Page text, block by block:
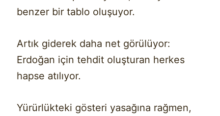
benzer bir tablo oluşuyor.
Artık giderek daha net görülüyor:
Erdoğan için tehdit oluşturan herkes
hapse atılıyor.
Yürürlükteki gösteri yasağına rağmen,